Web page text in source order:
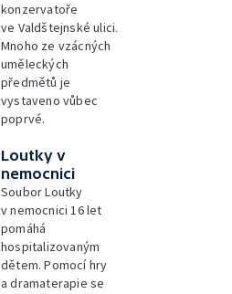
konzervatoře
ve Valdštejnské ulici.
Mnoho ze vzácných
uměleckých
předmětů je
vystaveno vůbec
poprvé.
Loutky v
nemocnici
Soubor Loutky
v nemocnici 16 let
pomáhá
hospitalizovaným
dětem. Pomocí hry
a dramaterapie se